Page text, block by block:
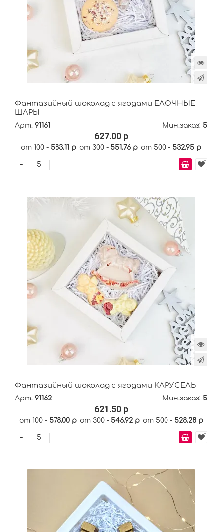
Фантазийный шоколад с ягодами ЁЛОЧНЫЕ
ШАРЫ
Арт. 91161 Мин.заказ: 5
627.00 р
от 100 - 583.11 р от 300 - 551.76 р от 500 - 532.95 р
+
-
Фантазийный шоколад с ягодами КАРУСЕЛЬ
Арт. 91162 Мин.заказ: 5
621.50 р
от 100 - 578.00 р от 300 - 546.92 р от 500 - 528.28 р
+
-